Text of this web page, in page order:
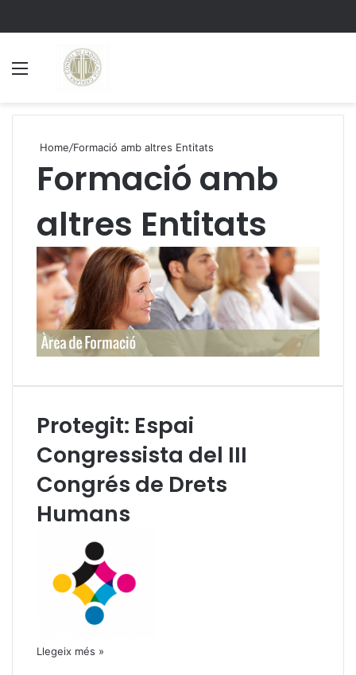
Home/Formació amb altres Entitats
Formació amb
altres Entitats
Protegit: Espai
Congressista del III
Congrés de Drets
Humans
Llegeix més »